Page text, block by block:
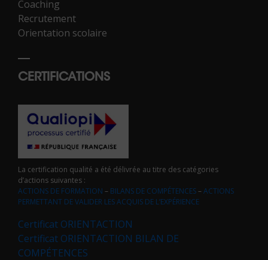
Coaching
Recrutement
Orientation scolaire
CERTIFICATIONS
La certification qualité a été délivrée au titre des catégories
d’actions suivantes :
ACTIONS DE FORMATION – BILANS DE COMPÉTENCES–ACTIONS
PERMETTANT DE VALIDER LES ACQUIS DE L’EXPÉRIENCE
Certificat ORIENTACTION
Certificat ORIENTACTION BILAN DE
COMPÉTENCES